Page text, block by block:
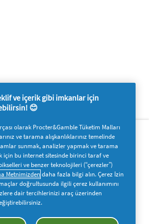
P&G'ye ulaşın
edin
ve içerik gibi imkanlar için
😊
olarak Procter&Gamble Tüketim Malları
ve tarama alışkanlıklarınız temelinde
sunmak, analizler yapmak ve tarama
için bu internet sitesinde birinci taraf ve
ve benzer teknolojileri (“çerezler”)
Metnimizdendaha fazla bilgi alın. Çerez İzin
doğrultusunda ilgili çerez kullanımını
dair tercihlerinizi araç üzerinden